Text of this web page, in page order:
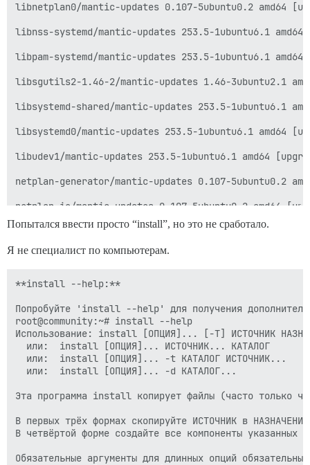
libnetplan0/mantic-updates 0.107-5ubuntu0.2 amd64
libnss-systemd/mantic-updates 253.5-1ubuntu6.1
libpam-systemd/mantic-updates 253.5-1ubuntu6.1
libsgutils2-1.46-2/mantic-updates 1.46-3ubuntu2.1
libsystemd-shared/mantic-updates 253.5-1ubuntu6.1
libsystemd0/mantic-updates 253.5-1ubuntu6.1 amd64
libudev1/mantic-updates 253.5-1ubuntu6.1 amd64
netplan-generator/mantic-updates 0.107-5ubuntu0.2
netplan.io/mantic-updates 0.107-5ubuntu0.2 amd64
python3-distupgrade/mantic-updates 1:23.10.14 all
python3-netplan/mantic-updates 0.107-5ubuntu0.2
sg3-utils-udev/mantic-updates 1.46-3ubuntu2.1 all
sg3-utils/mantic-updates 1.46-3ubuntu2.1 amd64
systemd-dev/mantic-updates 253.5-1ubuntu6.1 all
systemd-hwe-hwdb/mantic-updates 253.5.2 all
systemd-resolved/mantic-updates 253.5-1ubuntu6.1
Попытался ввести просто “install”, но это не сработало.
Я не специалист по компьютерам.
**install --help:**
Попробуйте 'install --help' для получения
root@community:~# install --help
Использование: install [ОПЦИЯ]... [-T] ИСТОЧНИК
  или:  install [ОПЦИЯ]... ИСТОЧНИК... КАТАЛОГ
  или:  install [ОПЦИЯ]... -t КАТАЛОГ ИСТОЧНИК...
  или:  install [ОПЦИЯ]... -d КАТАЛОГ...
Эта программа install копирует файлы (часто только
В первых трёх формах скопируйте ИСТОЧНИК в
В четвёртой форме создайте все компоненты указанных
Обязательные аргументы для длинных опций